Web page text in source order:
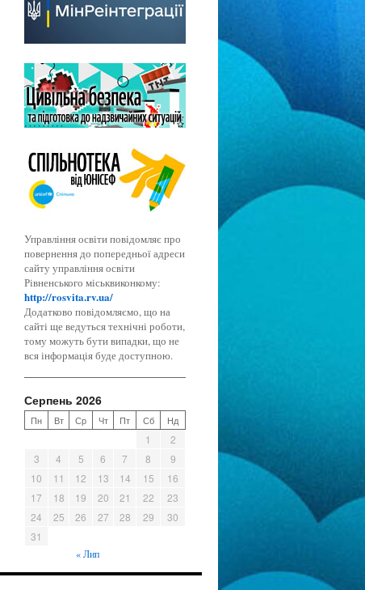
Управління освіти повідомляє про
повернення до попередньої адреси
сайту управління освіти
Рівненського міськвиконкому:
http://rosvita.rv.ua/
Додатково повідомляємо, що на
сайті ще ведуться технічні роботи,
тому можуть бути випадки, що не
вся інформація буде доступною.
Серпень 2026
Пн Вт Ср Чт Пт Сб Нд
1
2
3
4 5 6 7 8
9
10
11 12 13 14 15
16
17
18 19 20 21 22
23
24
25 26 27 28 29
30
31
« Лип